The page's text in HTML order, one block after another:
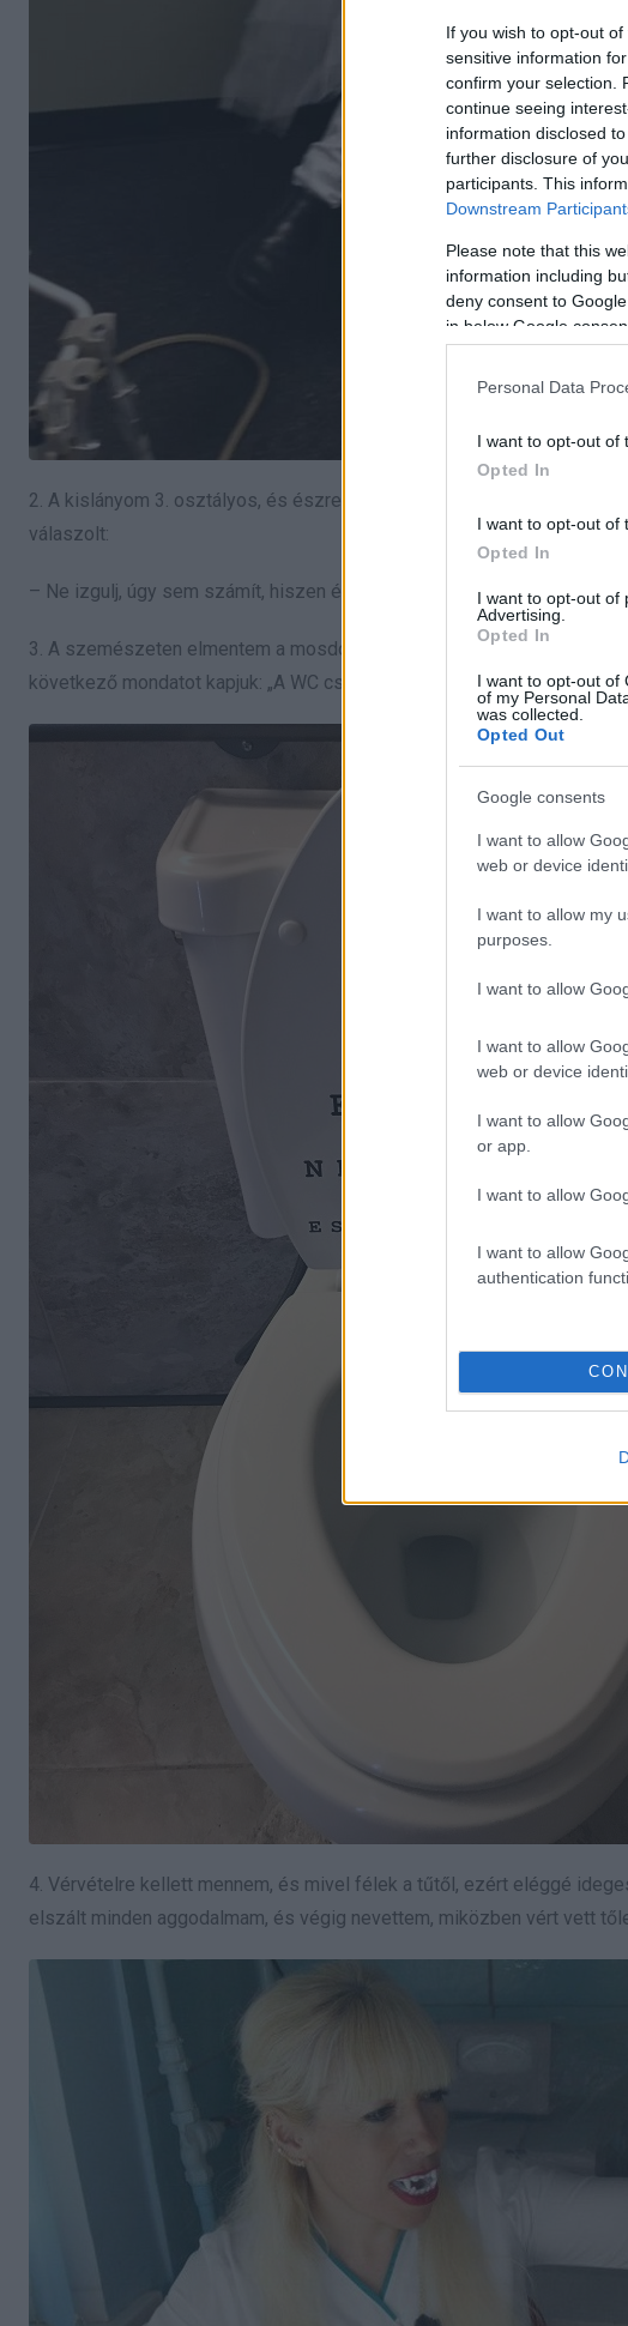
If you wish to opt-out
sensitive information
confirm your selection.
continue seeing
information disclosed
further disclosure of
participants. This
Downstream
Please note that this
information including
deny consent to
in below Google
Personal Data
I want to opt-out of
Opted In
I want to opt-out of
Opted In
I want to opt-out of
Advertising.
Opted In
I want to opt-out of
of my Personal
was collected.
Opted Out
Google consents
I want to allow
web or device
I want to allow my
purposes.
I want to allow
I want to allow
web or device
I want to allow
or app.
I want to allow
I want to allow
authentication
2. A kislányom 3. osztályos, és észrevettem, hogy rohamosan
válaszolt:
– Ne izgulj, úgy sem számít, hiszen én is orvos leszek majd, ahogy
3. A szemészeten elmentem a mosdóba, ahol a WC ülőke teteje
következő mondatot kapjuk: „A WC csészébe pisiljen, és ne az ülőkére.
4. Vérvételre kellett mennem, és mivel félek a tűtől, ezért eléggé
elszált minden aggodalmam, és végig nevettem, miközben vért vett